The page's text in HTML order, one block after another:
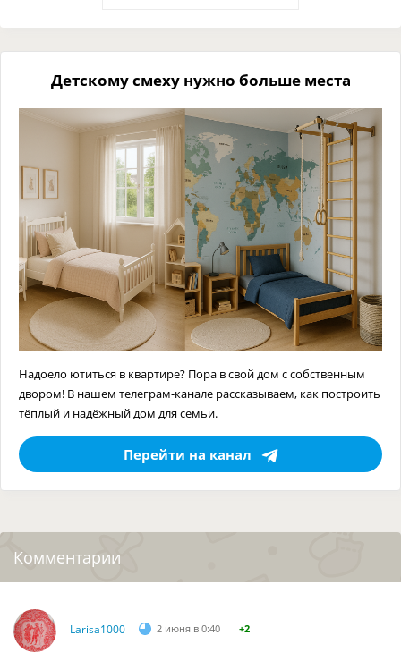
Детскому смеху нужно больше места
Надоело ютиться в квартире? Пора в свой дом с собственным
двором! В нашем телеграм-канале рассказываем, как построить
тёплый и надёжный дом для семьи.
Перейти на канал
Комментарии
Larisa1000 2 июня в 0:40 +2